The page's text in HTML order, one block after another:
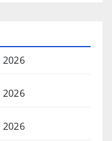
2026
2026
2026